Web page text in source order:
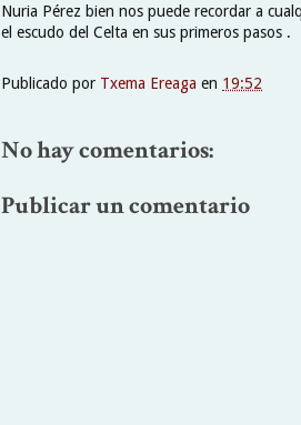
Nuria Pérez bien nos puede recordar a
el escudo del Celta en sus primeros pasos .
Publicado por Txema Ereaga en 19:52
No hay comentarios:
Publicar un comentario